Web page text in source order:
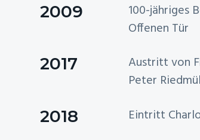
2009
100-jähriges
Offenen Tür
2017
Austritt von
Peter
2018 Eintritt